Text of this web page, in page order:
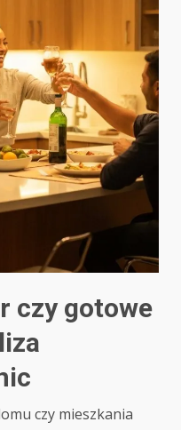
czy gotowe
czy mieszkania